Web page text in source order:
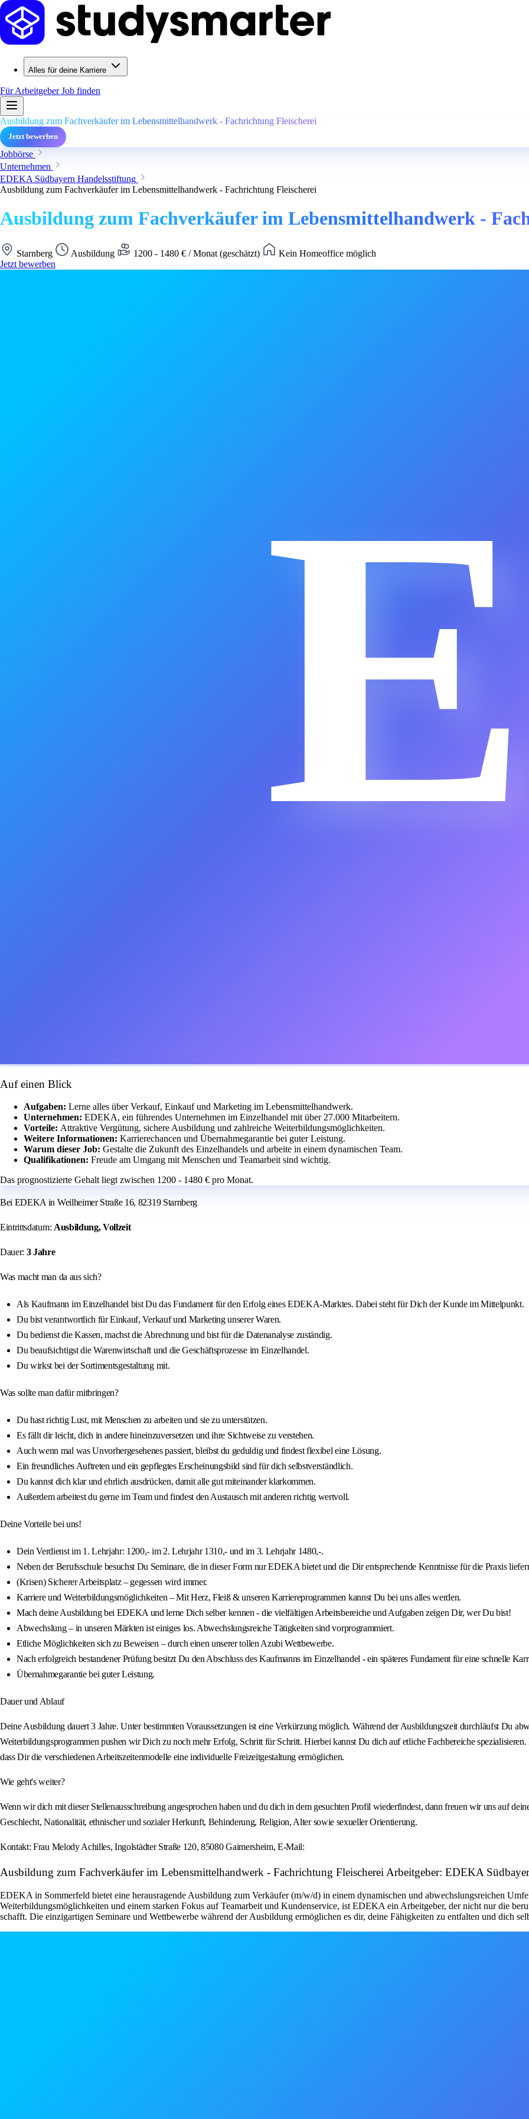
Alles für deine Karriere
Für ArbeitgeberJob finden
Ausbildung zum Fachverkäufer im Lebensmittelhandwerk - Fachrichtung Fleischerei
Jetzt bewerben
Jobbörse
Unternehmen
EDEKA Südbayern Handelsstiftung
Ausbildung zum Fachverkäufer im Lebensmittelhandwerk - Fachrichtung Fleischerei
Ausbildung zum Fachverkäufer im Lebensmittelhandwerk -
Starnberg Ausbildung 1200 - 1480 € / Monat (geschätzt)
Kein Homeoffice möglich
Jetzt bewerben
E
Auf einen Blick
Aufgaben: Lerne alles über Verkauf, Einkauf und Marketing im Lebensmittelhandwerk.
Unternehmen: EDEKA, ein führendes Unternehmen im Einzelhandel mit über 27.000 Mitarbeitern.
Vorteile: Attraktive Vergütung, sichere Ausbildung und zahlreiche Weiterbildungsmöglichkeiten.
Weitere Informationen: Karrierechancen und Übernahmegarantie bei guter Leistung.
Warum dieser Job: Gestalte die Zukunft des Einzelhandels und arbeite in einem dynamischen Team.
Qualifikationen: Freude am Umgang mit Menschen und Teamarbeit sind wichtig.
Das prognostizierte Gehalt liegt zwischen 1200 - 1480 € pro Monat.
Bei EDEKA in Weilheimer Straße 16, 82319 Starnberg
Eintrittsdatum: Ausbildung, Vollzeit
Dauer: 3 Jahre
Was macht man da aus sich?
Als Kaufmann im Einzelhandel bist Du das Fundament für den Erfolg eines EDEKA-Marktes. Dabei steht für Dich der Kunde im Mittelpunkt.
Du bist verantwortlich für Einkauf, Verkauf und Marketing unserer Waren.
Du bedienst die Kassen, machst die Abrechnung und bist für die Datenanalyse zuständig.
Du beaufsichtigst die Warenwirtschaft und die Geschäftsprozesse im Einzelhandel.
Du wirkst bei der Sortimentsgestaltung mit.
Was sollte man dafür mitbringen?
Du hast richtig Lust, mit Menschen zu arbeiten und sie zu unterstützen.
Es fällt dir leicht, dich in andere hineinzuversetzen und ihre Sichtweise zu verstehen.
Auch wenn mal was Unvorhergesehenes passiert, bleibst du geduldig und findest flexibel eine Lösung.
Ein freundliches Auftreten und ein gepflegtes Erscheinungsbild sind für dich selbstverständlich.
Du kannst dich klar und ehrlich ausdrücken, damit alle gut miteinander klarkommen.
Außerdem arbeitest du gerne im Team und findest den Austausch mit anderen richtig wertvoll.
Deine Vorteile bei uns!
Dein Verdienst im 1. Lehrjahr: 1200,- im 2. Lehrjahr 1310,- und im 3. Lehrjahr 1480,-.
Neben der Berufsschule besuchst Du Seminare, die in dieser Form nur EDEKA bietet und die Dir entsprechende Kenntnisse für die Praxis
(Krisen) Sicherer Arbeitsplatz – gegessen wird immer.
Karriere und Weiterbildungsmöglichkeiten – Mit Herz, Fleiß & unseren Karriereprogrammen kannst Du bei uns alles werden.
Mach deine Ausbildung bei EDEKA und lerne Dich selber kennen - die vielfältigen Arbeitsbereiche und Aufgaben zeigen Dir, wer Du bist!
Abwechslung – in unseren Märkten ist einiges los. Abwechslungsreiche Tätigkeiten sind vorprogrammiert.
Etliche Möglichkeiten sich zu Beweisen – durch einen unserer tollen Azubi Wettbewerbe.
Nach erfolgreich bestandener Prüfung besitzt Du den Abschluss des Kaufmanns im Einzelhandel - ein späteres Fundament für eine schnelle
Übernahmegarantie bei guter Leistung.
Dauer und Ablauf
Deine Ausbildung dauert 3 Jahre. Unter bestimmten Voraussetzungen ist eine Verkürzung möglich. Während der Ausbildungszeit durchläufst Du
Weiterbildungsprogrammen pushen wir Dich zu noch mehr Erfolg, Schritt für Schritt. Hierbei kannst Du dich auf etliche Fachbereiche
dass Dir die verschiedenen Arbeitszeitenmodelle eine individuelle Freizeitgestaltung ermöglichen.
Wie geht's weiter?
Wenn wir dich mit dieser Stellenausschreibung angesprochen haben und du dich in dem gesuchten Profil wiederfindest, dann freuen wir uns auf
Geschlecht, Nationalität, ethnischer und sozialer Herkunft, Behinderung, Religion, Alter sowie sexueller Orientierung.
Kontakt: Frau Melody Achilles, Ingolstädter Straße 120, 85080 Gaimersheim, E-Mail:
Ausbildung zum Fachverkäufer im Lebensmittelhandwerk - Fachrichtung Fleischerei Arbeitgeber: EDEKA
EDEKA in Sommerfeld bietet eine herausragende Ausbildung zum Verkäufer (m/w/d) in einem dynamischen und abwechslungsreichen
Weiterbildungsmöglichkeiten und einem starken Fokus auf Teamarbeit und Kundenservice, ist EDEKA ein Arbeitgeber, der nicht nur die
schafft. Die einzigartigen Seminare und Wettbewerbe während der Ausbildung ermöglichen es dir, deine Fähigkeiten zu entfalten und dich